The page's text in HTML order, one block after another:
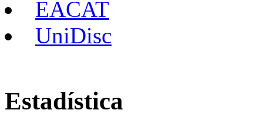
EACAT
UniDisc
Estadística